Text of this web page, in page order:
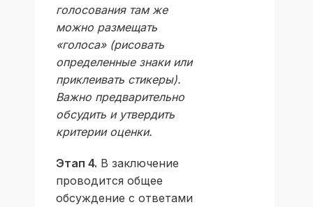
голосования там же
можно размещать
«голоса» (рисовать
определенные знаки или
приклеивать стикеры).
Важно предварительно
обсудить и утвердить
критерии оценки.
Этап 4. В заключение
проводится общее
обсуждение с ответами